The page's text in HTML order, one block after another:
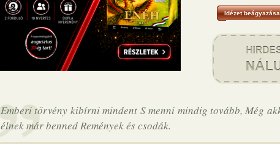
Idézet
Emberi törvény kibírni mindent S menni mindig tovább, Még
élnek már benned Remények és csodák.